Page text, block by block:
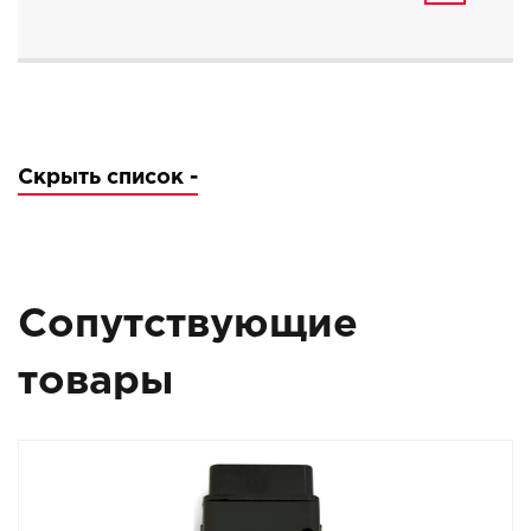
Скрыть список -
Сопутствующие
товары